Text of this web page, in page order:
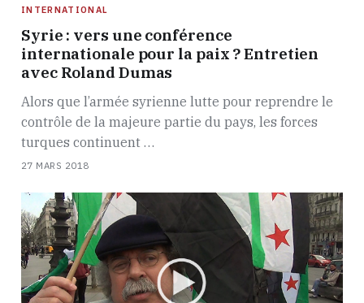
INTERNATIONAL
Syrie : vers une conférence
internationale pour la paix ? Entretien
avec Roland Dumas
Alors que l’armée syrienne lutte pour reprendre le
contrôle de la majeure partie du pays, les forces
turques continuent …
27 MARS 2018